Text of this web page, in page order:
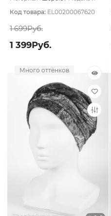
Код товара: EL00200067620
1 699Руб.
1 399Руб.
Много оттенков